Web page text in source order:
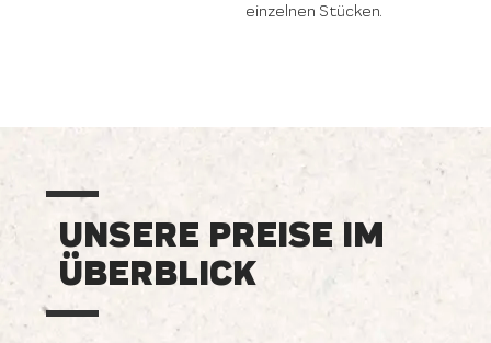
einzelnen Stücken.
UNSERE PREISE IM
ÜBERBLICK